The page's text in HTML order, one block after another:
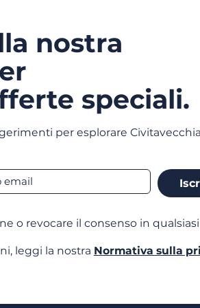
nostra
speciali.
per esplorare
o revocare il consenso in qualsiasi
leggi la nostra Normativa sulla